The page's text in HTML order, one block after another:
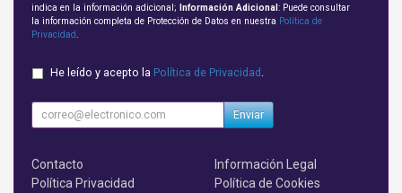
indica en la información adicional;
Información Adicional : Puede consultar
la información completa de Protección de Datos en nuestra Política de
Privacidad
He leído y acepto la Política de Privacidad
Enviar
Contacto
Información Legal
Política Privacidad
Política de Cookies